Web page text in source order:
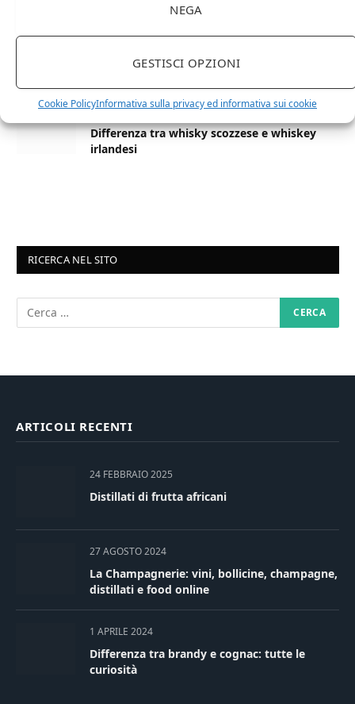
NEGA
GESTISCI OPZIONI
Cookie PolicyInformativa sulla privacy ed informativa sui cookie
curiosità
6 MARZO 2024
Differenza tra whisky scozzese e whiskey
irlandesi
RICERCA NEL SITO
ARTICOLI RECENTI
24 FEBBRAIO 2025
Distillati di frutta africani
27 AGOSTO 2024
La Champagnerie: vini, bollicine, champagne,
distillati e food online
1 APRILE 2024
Differenza tra brandy e cognac: tutte le
curiosità